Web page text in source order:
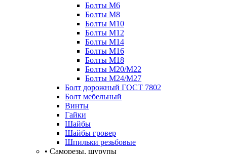
Болты М6
Болты М8
Болты М10
Болты М12
Болты М14
Болты М16
Болты М18
Болты М20/M22
Болты М24/М27
Болт дорожный ГОСТ 7802
Болт мебельный
Винты
Гайки
Шайбы
Шайбы гровер
Шпильки резьбовые
• Саморезы, шурупы